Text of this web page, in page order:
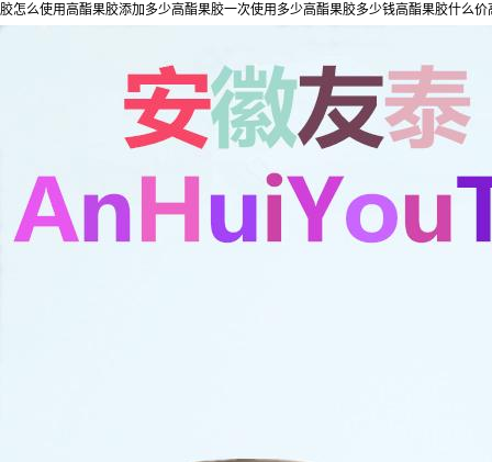
胶怎么使用高酯果胶添加多少高酯果胶一次使用多少高酯果胶多少钱高酯果胶什么